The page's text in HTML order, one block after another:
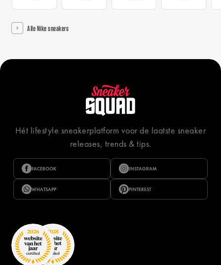
Alle Nike sneakers
Hét lifestyle sneakerplatform voor de laatste sneaker
releases, trends & tips.
FACEBOOK INSTAGRAM
WHATSAPP PINTEREST